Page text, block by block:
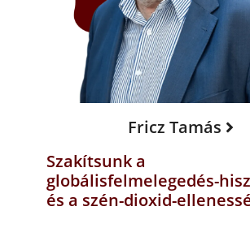
Fricz Tamás
Szakítsunk a
globálisfelmelegedés-
és a szén-dioxid-